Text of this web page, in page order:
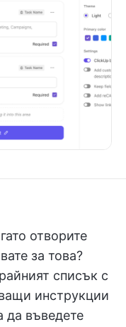
отворите
за това?
списък с
инструкции
да въведете